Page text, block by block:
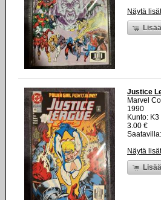
Näytä
Justice
Marvel
1990
Kunto:
3.00 €
Näytä